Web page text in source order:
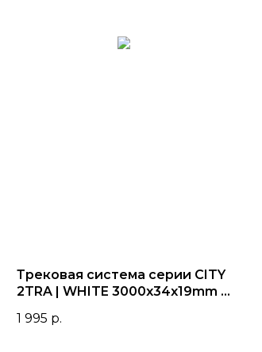
Трековая система серии CITY
2TRA | WHITE 3000x34x19mm |
1 995 р.